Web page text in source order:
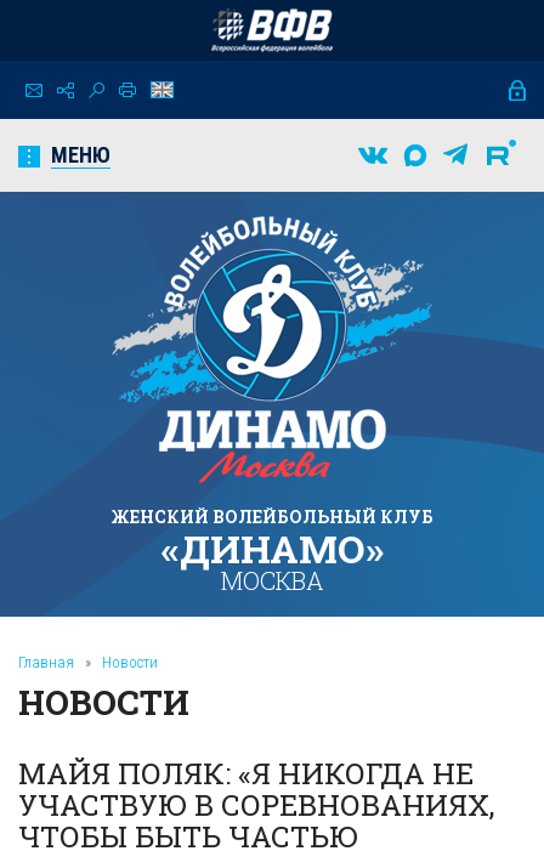
МЕНЮ
ЖЕНСКИЙ ВОЛЕЙБОЛЬНЫЙ КЛУБ
«ДИНАМО»
МОСКВА
Главная » Новости
НОВОСТИ
МАЙЯ ПОЛЯК: «Я НИКОГДА НЕ
УЧАСТВУЮ В СОРЕВНОВАНИЯХ,
ЧТОБЫ БЫТЬ ЧАСТЬЮ